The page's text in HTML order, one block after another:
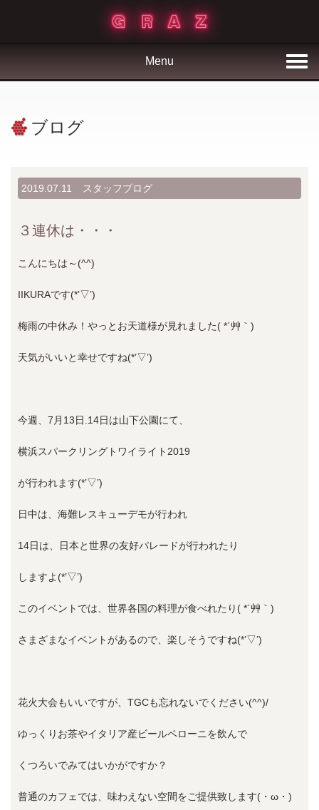
Menu
ブログ
2019.07.11 スタッフブログ
３連休は・・・
こんにちは～(^^)
IIKURAです(*’▽’)
梅雨の中休み！やっとお天道様が見れました( *´艸｀)
天気がいいと幸せですね(*’▽’)
今週、7月13日.14日は山下公園にて、
横浜スパークリングトワイライト2019
が行われます(*’▽’)
日中は、海難レスキューデモが行われ
14日は、日本と世界の友好パレードが行われたり
しますよ(*’▽’)
このイベントでは、世界各国の料理が食べれたり( *´艸｀)
さまざまなイベントがあるので、楽しそうですね(*’▽’)
花火大会もいいですが、TGCも忘れないでください(^^)/
ゆっくりお茶やイタリア産ビールペローニを飲んで
くつろいでみてはいかがですか？
普通のカフェでは、味わえない空間をご提供致します(・ω・)